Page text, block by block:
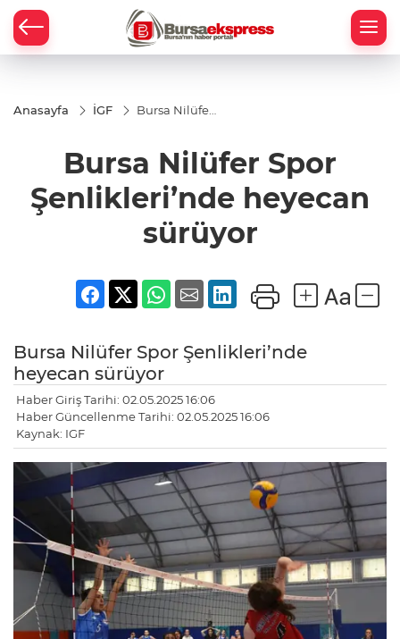
Anasayfa İGF
Bursa Nilüfer
heyecan
sürüyor
Bursa Nilüfer Spor
Şenlikleri’nde heyecan
sürüyor
Bursa Nilüfer Spor Şenlikleri’nde
heyecan sürüyor
Haber Giriş Tarihi: 02.05.2025 16:06
Haber Güncellenme Tarihi: 02.05.2025 16:06
Kaynak: IGF